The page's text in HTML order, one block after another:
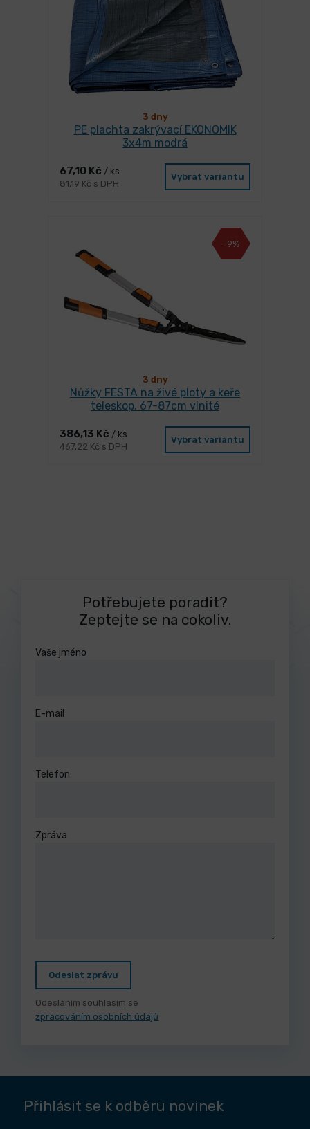
3 dny
PE plachta zakrývací EKONOMIK
3x4m modrá
67,10 Kč / ks
81,19 Kč s DPH
Vybrat variantu
-9%
3 dny
Nůžky FESTA na živé ploty a keře
teleskop. 67-87cm vlnité
386,13 Kč / ks
467,22 Kč s DPH
Vybrat variantu
Potřebujete poradit?
Zeptejte se na cokoliv.
Vaše jméno
E-mail
Telefon
Zpráva
Odeslat zprávu
Odesláním souhlasím se
zpracováním osobních údajů
Přihlásit se k odběru novinek